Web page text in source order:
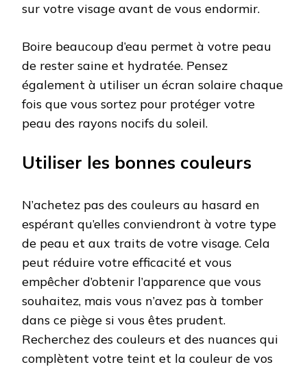
sur votre visage avant de vous endormir.
Boire beaucoup d’eau permet à votre peau
de rester saine et hydratée. Pensez
également à utiliser un écran solaire chaque
fois que vous sortez pour protéger votre
peau des rayons nocifs du soleil.
Utiliser les bonnes couleurs
N’achetez pas des couleurs au hasard en
espérant qu’elles conviendront à votre type
de peau et aux traits de votre visage. Cela
peut réduire votre efficacité et vous
empêcher d’obtenir l’apparence que vous
souhaitez, mais vous n’avez pas à tomber
dans ce piège si vous êtes prudent.
Recherchez des couleurs et des nuances qui
complètent votre teint et la couleur de vos